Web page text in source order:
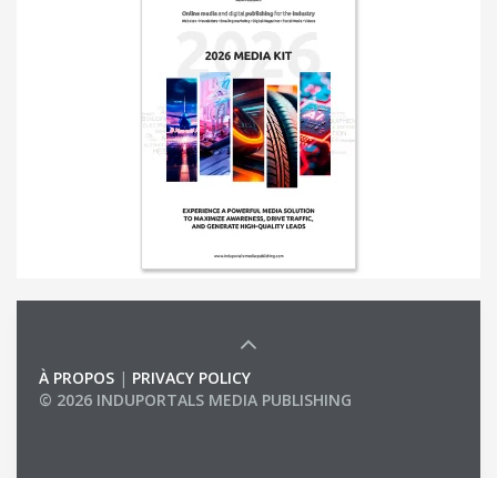
À PROPOS | PRIVACY POLICY
© 2026 INDUPORTALS MEDIA PUBLISHING